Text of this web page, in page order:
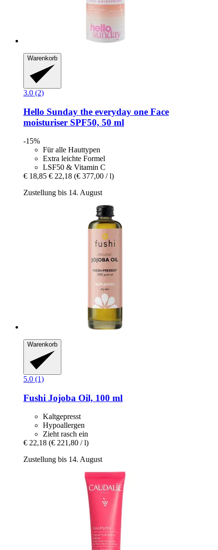
Warenkorb
3.0 (2)
Hello Sunday the everyday one Face
moisturiser SPF50, 50 ml
-15%
Für alle Hauttypen
Extra leichte Formel
LSF50 & Vitamin C
€ 18,85 € 22,18 (€ 377,00 / l)
Zustellung bis 14. August
Warenkorb
5.0 (1)
Fushi Jojoba Oil, 100 ml
Kaltgepresst
Hypoallergen
Zieht rasch ein
€ 22,18 (€ 221,80 / l)
Zustellung bis 14. August